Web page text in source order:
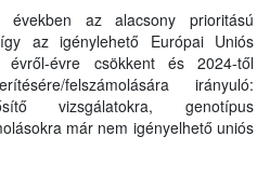
az alacsony prioritású
az igénylehető Európai Uniós
évről-évre csökkent és 2024-től
felszámolására irányuló:
vizsgálatokra, genotípus
már nem igényelhető uniós